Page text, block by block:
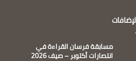
مسابقة فرسان القراءة في
انتصارات أكتوبر – صيف 2026